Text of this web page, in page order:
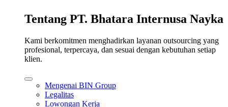
Tentang PT. Bhatara Internusa Nayka
Kami berkomitmen menghadirkan layanan outsourcing yang
profesional, terpercaya, dan sesuai dengan kebutuhan setiap
klien.
Mengenai BIN Group
Legalitas
Lowongan Kerja